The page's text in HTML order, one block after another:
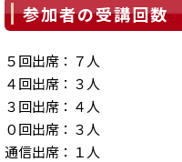
参加者の受講回数
５回出席：７人
４回出席：３人
３回出席：４人
０回出席：３人
通信出席：１人